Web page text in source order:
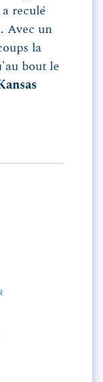
reculé
Avec un
la
bout le